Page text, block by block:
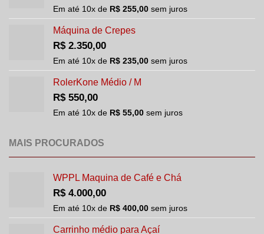
Em até 10x de R$ 255,00 sem juros
Máquina de Crepes
R$2.350,00
Em até 10x de R$ 235,00 sem juros
RolerKone Médio / M
R$550,00
Em até 10x de R$ 55,00 sem juros
MAIS PROCURADOS
WPPL Maquina de Café e Chá
R$4.000,00
Em até 10x de R$ 400,00 sem juros
Carrinho médio para Açaí